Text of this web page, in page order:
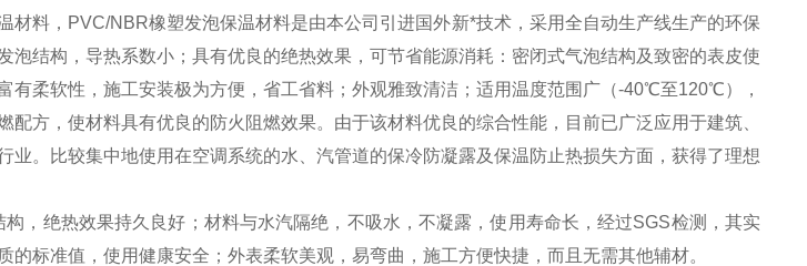
材料，PVC/NBR橡塑发泡保温材料是由本公司引进国外新*技术，采用全自动生产线生产的环保
泡结构，导热系数小；具有优良的绝热效果，可节省能源消耗：密闭式气泡结构及致密的表皮使
有柔软性，施工安装极为方便，省工省料；外观雅致清洁；适用温度范围广（-40℃至120℃），
配方，使材料具有优良的防火阻燃效果。由于该材料优良的综合性能，目前已广泛应用于建筑、
业。比较集中地使用在空调系统的水、汽管道的保冷防凝露及保温防止热损失方面，获得了理想
，绝热效果持久良好；材料与水汽隔绝，不吸水，不凝露，使用寿命长，经过SGS检测，其实
的标准值，使用健康安全；外表柔软美观，易弯曲，施工方便快捷，而且无需其他辅材。